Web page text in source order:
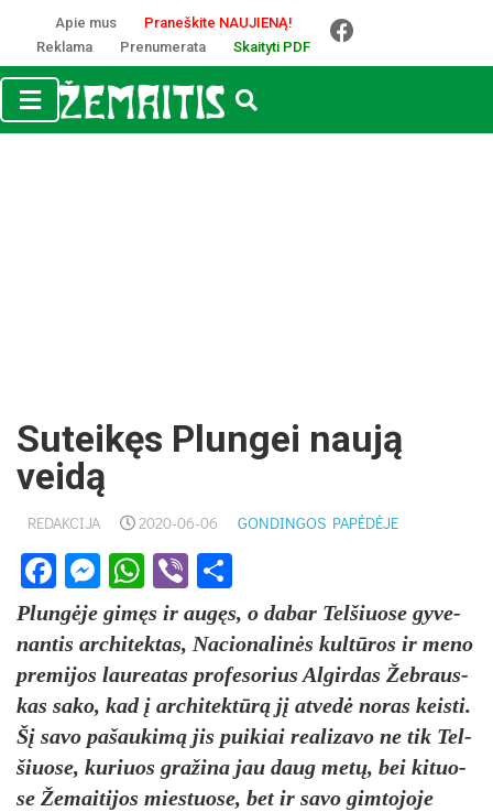
Apie mus
Praneškite NAUJIENĄ!
Reklama
Prenumerata Skaityti PDF
Suteikęs Plungei naują
veidą
REDAKCIJA 2020-06-06 GONDINGOS PAPĖDĖJE
Facebook
Messenger
WhatsApp
Viber
Plungė­je gimęs ir augęs, o da­bar Tel­šiuo­se gy­ve­
nan­tis ar­chi­tek­tas, Na­cio­na­linės kultū­ros ir me­no
pre­mi­jos lau­rea­tas pro­fe­so­rius Al­gir­das Žeb­raus­
kas sa­ko, kad į ar­chi­tektūrą jį at­vedė no­ras keis­ti.
Šį sa­vo pa­šau­kimą jis pui­kiai rea­li­za­vo ne tik Tel­
šiuo­se, ku­riuos gra­ži­na jau daug metų, bei ki­tuo­
se Že­mai­ti­jos mies­tuo­se, bet ir sa­vo gim­to­jo­je